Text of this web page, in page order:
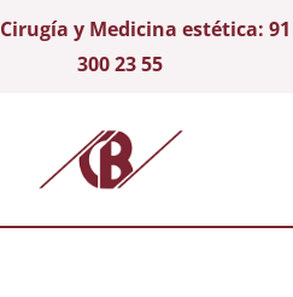
Cirugía y Medicina estética: 91
300 23 55